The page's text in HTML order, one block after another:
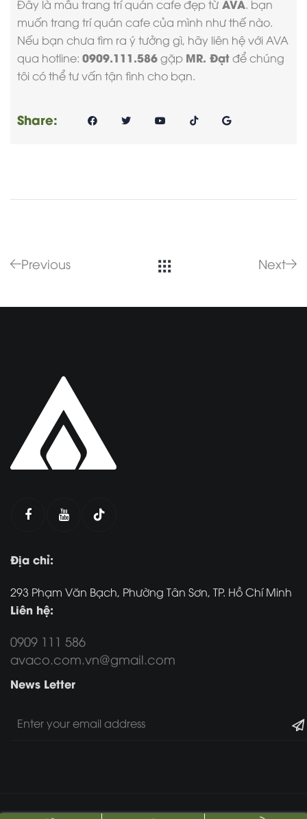
Đây là mẫu trang trí quán cafe đẹptừ AVA. bạn
muốn trang trí quán cafe của mình như thế nào.
Nếu bạn chưa tìm ra ý tưởng gì, hãy liên hệ với AVA
qua hotline: 0909.111.586gặp MR. Đạtđể chúng
tôi có thể tư vấn tận tình cho bạn.
Share:
Previous Next
Địa chỉ:
293 Phạm Văn Bạch, Phường Tân Sơn, TP. Hồ Chí Minh
Liên hệ:
0909 111 586
avaco.com.vn@gmail.com
News Letter